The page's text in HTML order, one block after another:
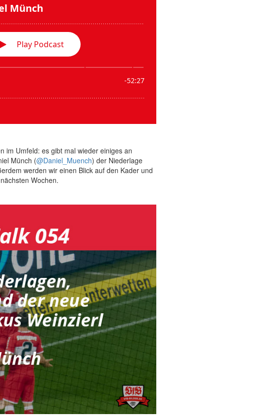
im Umfeld: es gibt mal wieder einiges an
Münch (@Daniel_Muench) der Niederlage
werden wir einen Blick auf den Kader und
Wochen.